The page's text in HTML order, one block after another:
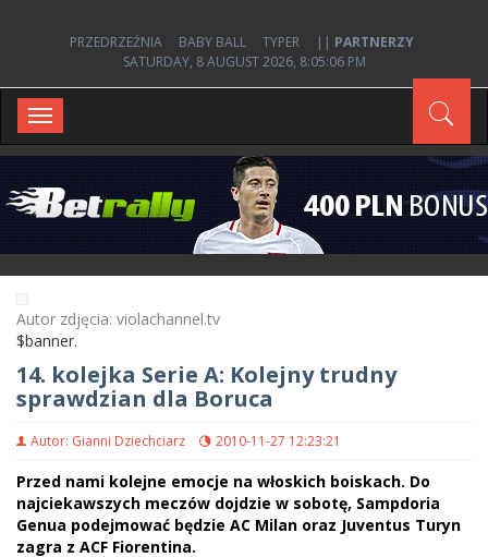
PRZEDRZEŹNIA BABY BALL TYPER || PARTNERZY
SATURDAY, 8 AUGUST 2026, 8:05:06 PM
Toggle
navigation
Autor zdjęcia: violachannel.tv
$banner.
14. kolejka Serie A: Kolejny trudny
sprawdzian dla Boruca
Autor: Gianni Dziechciarz 2010-11-27 12:23:21
Przed nami kolejne emocje na włoskich boiskach. Do
najciekawszych meczów dojdzie w sobotę, Sampdoria
Genua podejmować będzie AC Milan oraz Juventus Turyn
zagra z ACF Fiorentina.